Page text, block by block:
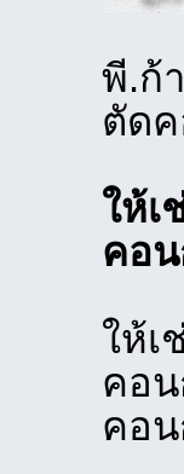
พี.ก้
ตัด
ให้เ
คอน
ให้เ
คอ
คอ